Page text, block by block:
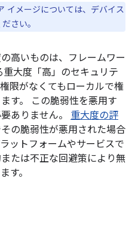
イメージについては、デバイス
さい。
高いものは、フレームワー
大度「高」のセキュリテ
限がなくてもローカルで権
す。 この脆弱性を悪用す
ありません。 重大度の評
の脆弱性が悪用された場合
ットフォームやサービスで
たは不正な回避策により無
す。